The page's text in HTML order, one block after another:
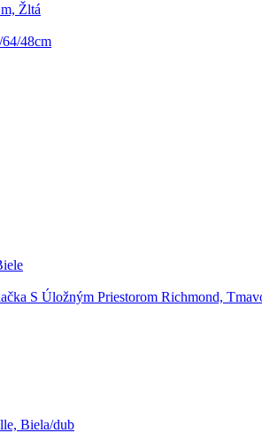
Žltá
48cm
S Úložným Priestorom Richmond,
Biela/dub